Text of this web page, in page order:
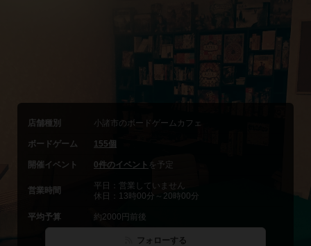
店舗種別 小諸市のボードゲームカフェ
ボードゲーム 155個
開催イベント 0件のイベント を予定
営業時間
平日：営業していません
休日：13時00分～20時00分
平均予算 約2000円前後
フォローする